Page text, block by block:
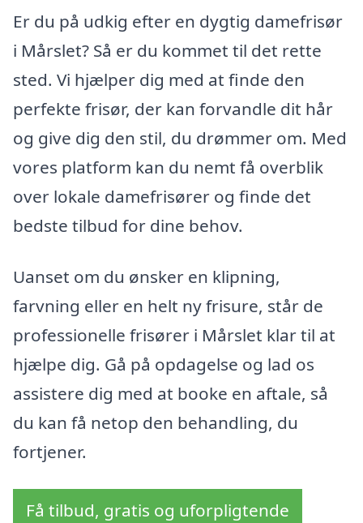
Er du på udkig efter en dygtig damefrisør
i Mårslet? Så er du kommet til det rette
sted. Vi hjælper dig med at finde den
perfekte frisør, der kan forvandle dit hår
og give dig den stil, du drømmer om. Med
vores platform kan du nemt få overblik
over lokale damefrisører og finde det
bedste tilbud for dine behov.
Uanset om du ønsker en klipning,
farvning eller en helt ny frisure, står de
professionelle frisører i Mårslet klar til at
hjælpe dig. Gå på opdagelse og lad os
assistere dig med at booke en aftale, så
du kan få netop den behandling, du
fortjener.
Få tilbud, gratis og uforpligtende